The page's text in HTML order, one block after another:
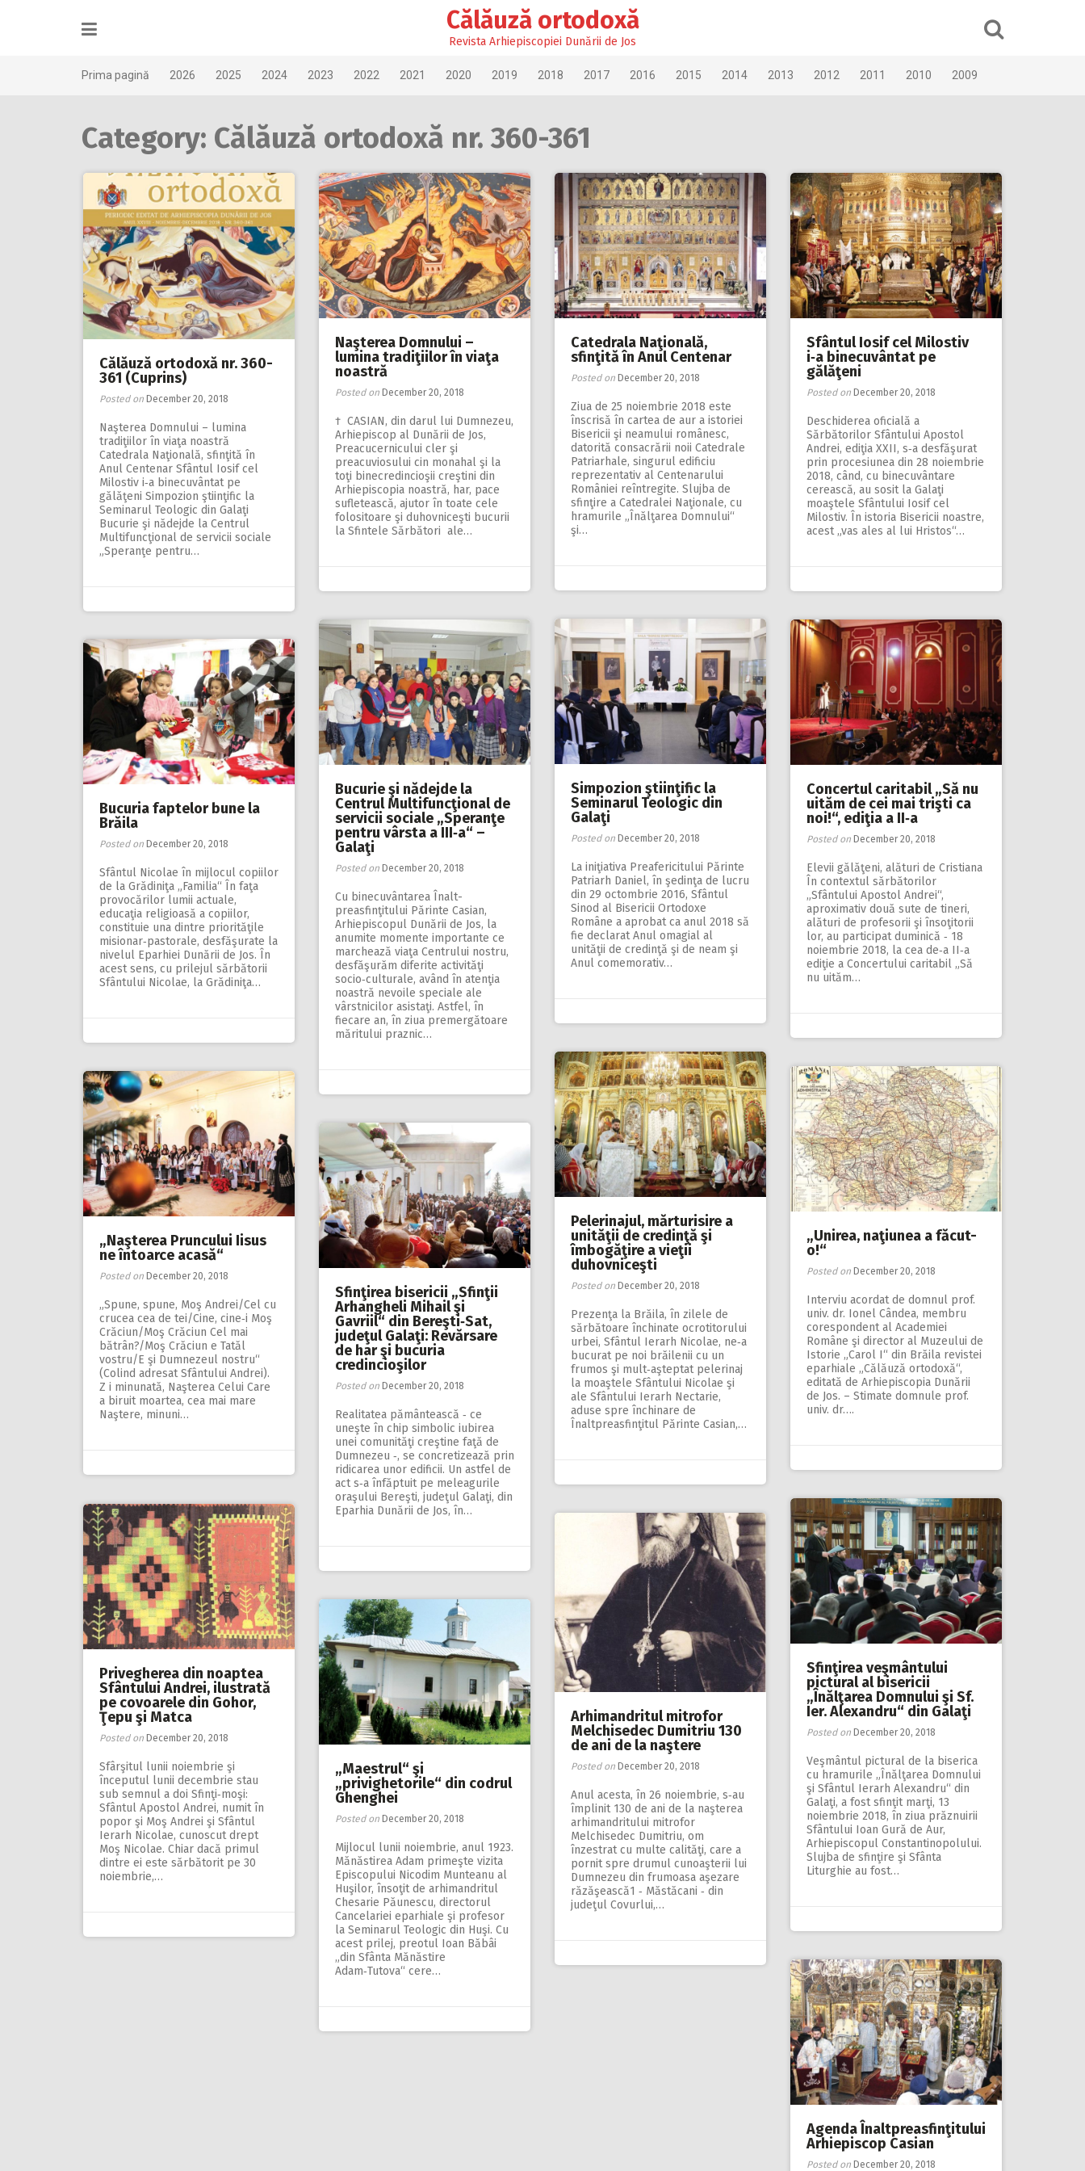
Călăuză ortodoxă
Revista Arhiepiscopiei Dunării de Jos
Prima pagină 2026 2025 2024 2023 2022 2021 2020 2019 2018 2017 2016 2015 2014 2013 2012 2011 2010 2009
Category: Călăuză ortodoxă nr. 360-361
Călăuză ortodoxă nr. 360-
361 (Cuprins)
Posted on December 20, 2018
Naşterea Domnului – lumina
tradiţiilor în viaţa noastră
Catedrala Naţională, sfinţită în
Anul Centenar Sfântul Iosif cel
Milostiv i‑a binecuvântat pe
gălăţeni Simpozion ştiinţific la
Seminarul Teologic din Galaţi
Bucurie şi nădejde la Centrul
Multifuncţional de servicii sociale
„Speranţe pentru…
Naşterea Domnului –
lumina tradiţiilor în viaţa
noastră
Posted on December 20, 2018
† CASIAN, din darul lui Dumnezeu,
Arhiepiscop al Dunării de Jos,
Preacucernicului cler şi
preacuviosului cin monahal şi la
toţi binecredincioşii creştini din
Arhiepiscopia noastră, har, pace
sufletească, ajutor în toate cele
folositoare şi duhovniceşti bucurii
la Sfintele Sărbători ale…
Catedrala Naţională,
sfinţită în Anul Centenar
Posted on December 20, 2018
Ziua de 25 noiembrie 2018 este
înscrisă în cartea de aur a istoriei
Bisericii şi neamului românesc,
datorită consacrării noii Catedrale
Patriarhale, singurul edificiu
reprezentativ al Centenarului
României reîntregite. Slujba de
sfinţire a Catedralei Naţionale, cu
hra­mu­rile „Înălţarea Domnului“
şi…
Sfântul Iosif cel Milostiv
i‑a binecuvântat pe
gălăţeni
Posted on December 20, 2018
Deschiderea oficială a
Sărbătorilor Sfântului Apostol
Andrei, ediţia XXII, s‑a desfăşurat
prin procesiunea din 28 noiembrie
2018, când, cu binecuvântare
cerească, au sosit la Galaţi
moaştele Sfântului Iosif cel
Milostiv. În istoria Bisericii noastre,
acest „vas ales al lui Hristos“…
Simpozion ştiinţific la
Seminarul Teologic din
Galaţi
Posted on December 20, 2018
La iniţiativa Preafericitului Părinte
Patriarh Daniel, în şedinţa de lucru
din 29 octombrie 2016, Sfântul
Sinod al Bisericii Ortodoxe
Române a aprobat ca anul 2018 să
fie declarat Anul omagial al
unităţii de credinţă şi de neam şi
Anul comemorativ…
Bucurie şi nădejde la
Centrul Multifuncţional de
servicii sociale „Speranţe
pentru vârsta a III‑a“ –
Galaţi
Posted on December 20, 2018
Cu binecuvântarea Înalt­­
preasfinţitului Pă­­rinte Casian,
Arhiepiscopul Dunării de Jos, la
anumite momente importante ce
marchează viaţa Centrului nostru,
desfăşurăm diferite activităţi
socio‑culturale, având în atenţia
noastră nevoile speciale ale
vârstnicilor asistaţi. Astfel, în
fiecare an, în ziua premergătoare
măritului praznic…
Concertul caritabil „Să nu
uităm de cei mai trişti ca
noi!“, ediţia a II‑a
Posted on December 20, 2018
Elevii gălăţeni, alături de Cristiana
În contextul sărbătorilor
„Sfântului Apostol Andrei“,
aproximativ două sute de tineri,
alături de profesorii şi însoţitorii
lor, au participat duminică ‑ 18
noiembrie 2018, la cea de‑a II‑a
ediţie a Concertului caritabil „Să
nu uităm…
Bucuria faptelor bune la
Brăila
Posted on December 20, 2018
Sfântul Nicolae în mijlocul copiilor
de la Grădiniţa „Familia“ În faţa
provocărilor lumii actuale,
educaţia religioasă a copiilor,
constituie una dintre priorităţile
misionar‑pastorale, desfăşurate la
nivelul Eparhiei Dunării de Jos. În
acest sens, cu prilejul sărbătorii
Sfântului Nicolae, la Grădiniţa…
Pelerinajul, mărturisire a
unităţii de credinţă şi
îmbogăţire a vieţii
duhovniceşti
Posted on December 20, 2018
Prezenţa la Brăila, în zilele de
sărbătoare închinate ocrotitorului
urbei, Sfântul Ierarh Nicolae, ne‑a
bucurat pe noi brăilenii cu un
frumos şi mult‑aşteptat pelerinaj
la moaştele Sfântului Nicolae şi
ale Sfântului Ierarh Nectarie,
aduse spre închinare de
Înaltpreasfinţitul Părinte Casian,…
„Unirea, naţiunea a făcut-
o!“
Posted on December 20, 2018
Interviu acordat de domnul prof.
univ. dr. Ionel Cândea, membru
corespondent al Academiei
Române şi director al Muzeului de
Istorie „Carol I“ din Brăila revistei
eparhiale „Călăuză ortodoxă“,
editată de Arhiepiscopia Dunării
de Jos. – Stimate domnule prof.
univ. dr….
„Naşterea Pruncului Iisus
ne întoarce acasă“
Posted on December 20, 2018
„Spune, spune, Moş Andrei/Cel cu
crucea cea de tei/Cine, cine‑i Moş
Crăciun/Moş Crăciun Cel mai
bătrân?/Moş Crăciun e Tatăl
vostru/E şi Dumnezeul nostru“
(Colind adresat Sfântului Andrei).
Z i minunată, Naşterea Celui Care
a biruit moartea, cea mai mare
Naştere, minuni…
Sfinţirea bisericii „Sfinţii
Arhangheli Mihail şi
Gavriil“ din Bereşti‑Sat,
judeţul Galaţi: Revărsare
de har şi bucuria
credincioşilor
Posted on December 20, 2018
Realitatea pământească ‑ ce
uneşte în chip simbolic iubirea
unei comunităţi creştine faţă de
Dumnezeu ‑, se concretizează prin
ridicarea unor edificii. Un astfel de
act s‑a înfăptuit pe meleagurile
oraşului Bereşti, judeţul Galaţi, din
Eparhia Dunării de Jos, în…
Sfinţirea veşmântului
pictural al bisericii
„Înălţarea Domnului şi Sf.
Ier. Alexandru“ din Galaţi
Posted on December 20, 2018
Veşmântul pictural de la biserica
cu hramurile „Înălţarea Domnului
şi Sfântul Ierarh Alexandru“ din
Galaţi, a fost sfinţit marţi, 13
noiembrie 2018, în ziua prăznuirii
Sfântului Ioan Gură de Aur,
Arhiepiscopul Constantinopolului.
Slujba de sfinţire şi Sfânta
Liturghie au fost…
Privegherea din noaptea
Sfântului Andrei, ilustrată
pe covoarele din Gohor,
Ţepu şi Matca
Posted on December 20, 2018
Sfârşitul lunii noiembrie şi
începutul lunii decembrie stau
sub semnul a doi Sfinţi‑moşi:
Sfântul Apostol Andrei, numit în
popor şi Moş Andrei şi Sfântul
Ierarh Nicolae, cunoscut drept
Moş Nicolae. Chiar dacă primul
dintre ei este sărbătorit pe 30
noiembrie,…
Arhimandritul mitrofor
Melchisedec Dumitriu 130
de ani de la naştere
Posted on December 20, 2018
Anul acesta, în 26 noiembrie, s‑au
împlinit 130 de ani de la naşterea
arhimandritului mitrofor
Melchisedec Dumitriu, om
înzestrat cu multe calităţi, care a
pornit spre drumul cunoaşterii lui
Dumnezeu din frumoasa aşezare
răzăşească1 ‑ Măstăcani ‑ din
judeţul Covurlui,…
„Maestrul“ şi
„privighetorile“ din codrul
Ghenghei
Posted on December 20, 2018
Mijlocul lunii noiembrie, anul 1923.
Mănăstirea Adam primeşte vizita
Episcopului Nicodim Munteanu al
Huşilor, însoţit de arhimandritul
Chesarie Păunescu, directorul
Cancelariei eparhiale şi profesor
la Seminarul Teologic din Huşi. Cu
acest prilej, preotul Ioan Băbâi
„din Sfânta Mănăstire
Adam‑Tutova“ cere…
Agenda Înaltpreasfinţitului
Arhiepiscop Casian
Posted on December 20, 2018